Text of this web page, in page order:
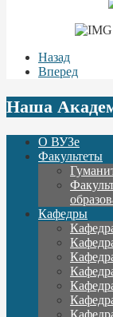
Назад
Вперед
Наша
О ВУЗе
Факультеты
Кафедры